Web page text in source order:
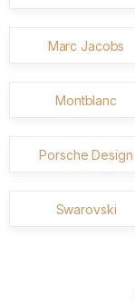
Marc Jacobs
Montblanc
Porsche Design
Swarovski